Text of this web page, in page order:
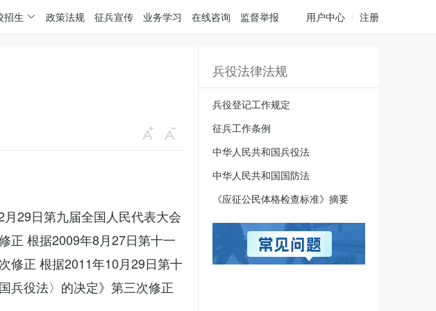
招生 政策法规 征兵宣传 业务学习 在线咨询 监督举报 用户中心 注册
29日第九届全国人民代表大会
正 根据2009年8月27日第十一
修正 根据2011年10月29日第十
兵役法〉的决定》第三次修正
兵役法律法规
兵役登记工作规定
征兵工作条例
中华人民共和国兵役法
中华人民共和国国防法
《应征公民体格检查标准》摘要